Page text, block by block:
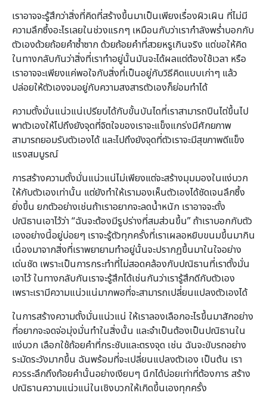
เราอาจจะรู้สึกว่าสิ่งที่คิดที่สร้างขึ้นมาเป็นเพียงเรื่องผิวเผิน ที่ไม่มี
ความลึกซึ้งอะไรเลยในช่วงแรกๆ เหมือนกับว่าเรากำลังพร่ำบอกกับ
ตัวเองด้วยถ้อยคำซ้ำซาก ด้วยถ้อยคำที่สวยหรูเกินจริง แต่ขอให้คิด
ในทางกลับกันว่าสิ่งที่เราทำอยู่นั้นมันจะได้ผลแต่ต้องใช้เวลา หรือ
เราอาจจะเพียงแค่พอใจกับสิ่งที่เป็นอยู่กับวิธีคิดแบบเก่าๆ แล้ว
ปล่อยให้ตัวเองจมอยู่กับความสงสารตัวเองก็ย่อมทำได้
ความตั้งมั่นแน่วแน่เปรียบได้กับขั้นบันไดที่เราสามารถปีนไต่ขึ้นไป
พาตัวเองให้ไปถึงยังจุดที่จิตใจของเราจะแข็งแกร่งมีศักยภาพ
สามารถยอมรับตัวเองได้ และไปถึงยังจุดที่ตัวเราจะมีสุขภาพดีแข็ง
แรงสมบูรณ์
การสร้างความตั้งมั่นแน่วแน่ไม่เพียงแต่จะสร้างมุมมองในแง่บวก
ให้กับตัวเองเท่านั้น แต่ยังทำให้เรามองเห็นตัวเองได้ชัดเจนลึกซึ้ง
ยิ่งขึ้น ยกตัวอย่างเช่นถ้าเราอยากจะลดน้ำหนัก เราอาจจะตั้ง
ปณิธานเอาไว้ว่า “ฉันจะต้องมีรูปร่างที่สมส่วนขึ้น” ถ้าเราบอกกับตัว
เองอย่างนี้อยู่บ่อยๆ เราจะรู้ตัวทุกครั้งที่เราเผลอหยิบขนมขึ้นมากิน
เนื่องมาจากสิ่งที่เราพยายามทำอยู่นั้นจะปรากฏขึ้นมาในใจอย่าง
เด่นชัด เพราะเป็นการกระทำที่ไม่สอดคล้องกับปณิธานที่เราตั้งมั่น
เอาไว้ ในทางกลับกันเราจะรู้สึกได้เช่นกันว่าเรารู้สึกดีกับตัวเอง
เพราะเรามีความแน่วแน่มากพอที่จะสามารถเปลี่ยนแปลงตัวเองได้
ในการสร้างความตั้งมั่นแน่วแน่ ให้เราลองเลือกอะไรขึ้นมาสักอย่าง
ที่อยากจะจดจ่อมุ่งมั่นทำในสิ่งนั้น และจำเป็นต้องเป็นปณิธานใน
แง่บวก เลือกใช้ถ้อยคำที่กระชับและตรงจุด เช่น ฉันจะขับรถอย่าง
ระมัดระวังมากขึ้น ฉันพร้อมที่จะเปลี่ยนแปลงตัวเอง เป็นต้น เรา
ควรระลึกถึงถ้อยคำนั้นอย่างเงียบๆ นึกได้บ่อยเท่าที่ต้องการ สร้าง
ปณิธานความแน่วแน่ในเชิงบวกให้เกิดขึ้นเองทุกครั้ง